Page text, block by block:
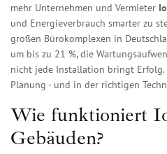
mehr Unternehmen und Vermieter
und Energieverbrauch smarter zu
großen Bürokomplexen in
um bis zu 21 %, die
nicht jede Installation bringt
Planung - und in der richtigen
Wie funktioniert
Gebäuden?